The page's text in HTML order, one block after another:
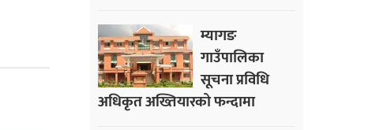
म्यागङ
गाउँपालिका
सूचना प्रविधि
अधिकृत अख्तियारको फन्दामा